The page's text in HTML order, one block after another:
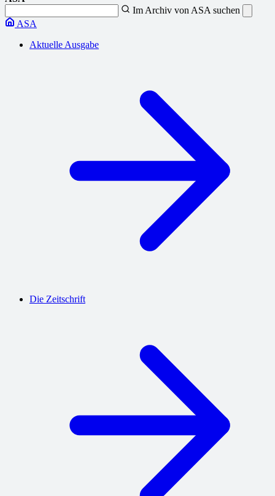
Im Archiv von ASA suchen
ASA
Aktuelle Ausgabe
Die Zeitschrift